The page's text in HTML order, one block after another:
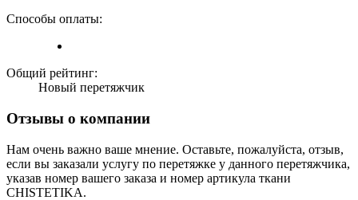
Способы оплаты:
Общий рейтинг:
Новый перетяжчик
Отзывы о компании
Нам очень важно ваше мнение. Оставьте, пожалуйста, отзыв,
если вы заказали услугу по перетяжке у данного перетяжчика,
указав номер вашего заказа и номер артикула ткани
CHISTETIKA.